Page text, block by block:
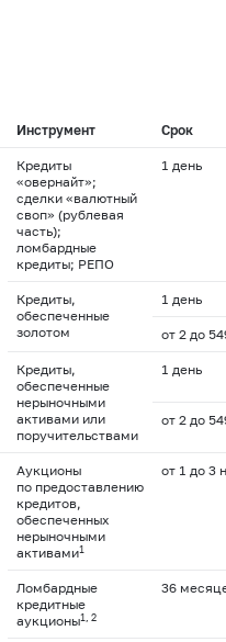
Инструмент Срок
Кредиты
«овернайт»;
сделки «валютный
своп» (рублевая
часть);
ломбардные
кредиты; РЕПО
1 день
Кредиты,
обеспеченные
золотом
1 день
от 2 до
Кредиты,
обеспеченные
нерыночными
активами или
поручительствами
1 день
от 2 до
Аукционы
по предоставлению
кредитов,
обеспеченных
нерыночными
активами1
от 1 до 3
Ломбардные
кредитные
аукционы1, 2
36